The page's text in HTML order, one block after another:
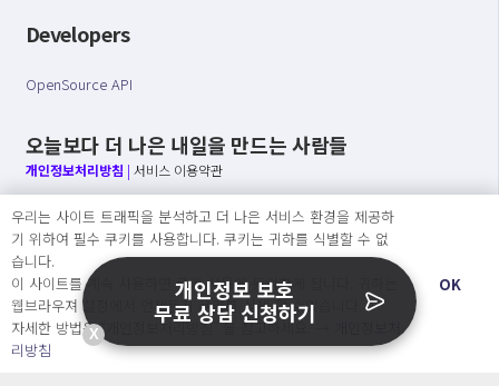
Developers
OpenSource API
오늘보다 더 나은 내일을 만드는 사람들
개인정보처리방침 | 서비스 이용약관
○ 개인정보보호 컴플라이언스를 선도하겠습니다.
○ 정보주체의 권리를 보장하겠습니다.
○ 기업의 개인정보보호를 위한 효율적 관리를 보장하겠습니다.
Copyright Ⓒ
2026 O.NE PEOPLE Co., Ltd. All rights reserved.
우리는 사이트 트래픽을 분석하고 더 나은 서비스 환경을 제공하
기 위하여 필수 쿠키를 사용합니다. 쿠키는 귀하를 식별할 수 없
습니다.
이 사이트를 계속 사용하면 쿠키 사용에 동의하게 됩니다. 귀하는
웹브라우져 설정에서 언제든지 쿠키를 삭제 할 수있습니다.
자세한 방법은 “개인정보처리방침” 을 참고하세요. →
리방침
OK
X
개인정보 보호
무료 상담 신청하기